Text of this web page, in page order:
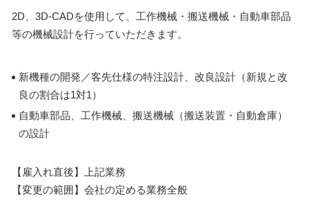
2D、3D-CADを使用して、工作機械・搬送機械・自動車部品
等の機械設計を行っていただきます。
新機種の開発／客先仕様の特注設計、改良設計（新規と改
良の割合は1対1）
自動車部品、工作機械、搬送機械（搬送装置・自動倉庫）
の設計
【雇入れ直後】上記業務
【変更の範囲】会社の定める業務全般